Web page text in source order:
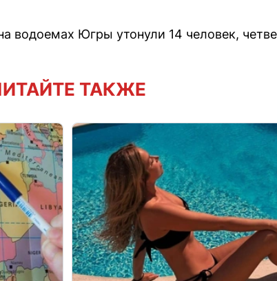
водоемах Югры утонули 14 человек,
ТАКЖЕ